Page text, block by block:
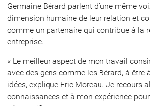
Germaine Bérard parlent d’une même
dimension humaine de leur relation et
comme un partenaire qui contribue à la
entreprise.
« Le meilleur aspect de mon travail
avec des gens comme les Bérard, à être
idées, explique Eric Moreau. Je recours
connaissances et à mon expérience pour